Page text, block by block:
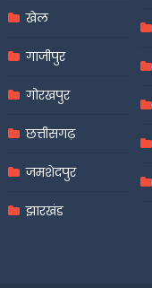
खेल
गाजीपुर
गोरखपुर
छत्तीसगढ़
जमशेदपुर
झारखंड